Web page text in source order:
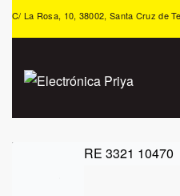
C/ La Rosa, 10, 38002, Santa Cruz de